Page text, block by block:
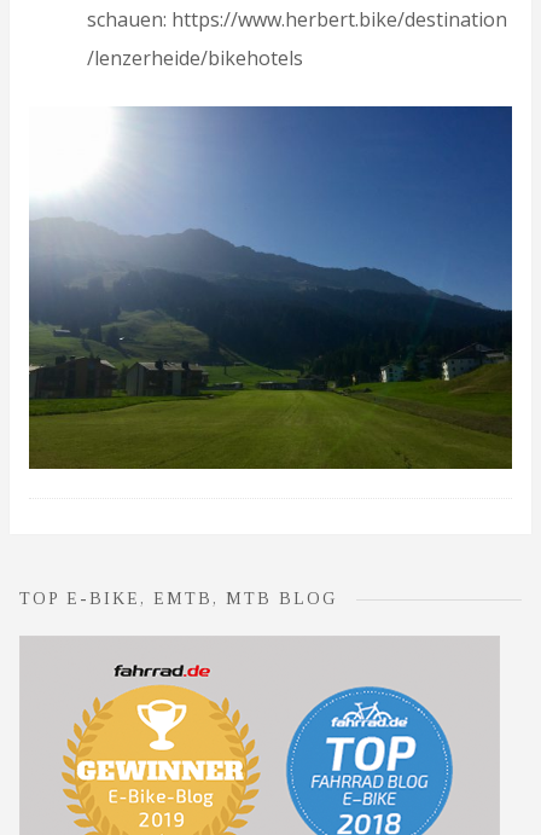
schauen: https://www.herbert.bike/destination
/lenzerheide/bikehotels
TOP E-BIKE, EMTB, MTB BLOG